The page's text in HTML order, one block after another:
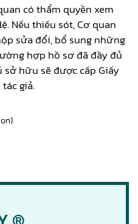
có thẩm quyền xem
Nếu thiếu sót, Cơ quan
sửa đổi, bổ sung những
hợp hồ sơ đã đầy đủ
hữu sẽ được cấp Giấy
giả.